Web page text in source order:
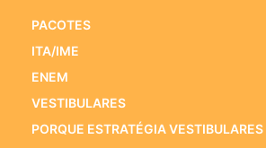
PACOTES
ITA/IME
ENEM
VESTIBULARES
PORQUE ESTRATÉGIA VESTIBULARES